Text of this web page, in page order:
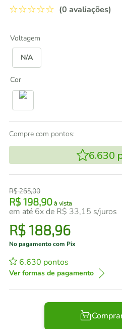
☆☆☆☆☆ (0 avaliações)
Voltagem
N/A
Cor
Compre com pontos:
6.630
R$265,00
R$ 198,90 à vista
em até 6x de R$ 33,15 s/juros
R$188,96
No pagamento com Pix
6.630 pontos
Ver formas de pagamento